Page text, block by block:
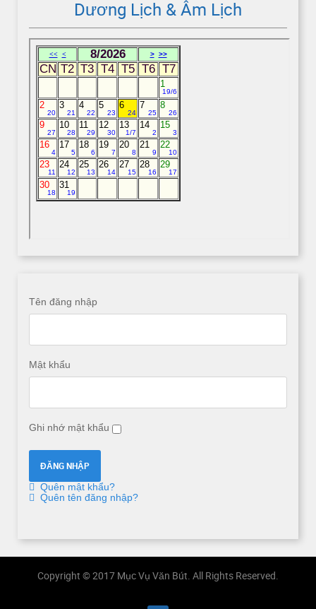
Dương Lịch & Âm Lịch
Tên đăng nhập
Mật khẩu
Ghi nhớ mật khẩu
Quên mật khẩu?
Quên tên đăng nhập?
Copyright © 2017 Mục Vụ Văn Bút. All Rights Reserved.